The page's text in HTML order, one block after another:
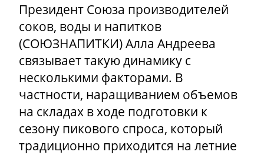
Президент Союза производителей
соков, воды и напитков
(СОЮЗНАПИТКИ) Алла Андреева
связывает такую динамику с
несколькими факторами. В
частности, наращиванием объемов
на складах в ходе подготовки к
сезону пикового спроса, который
традиционно приходится на летние